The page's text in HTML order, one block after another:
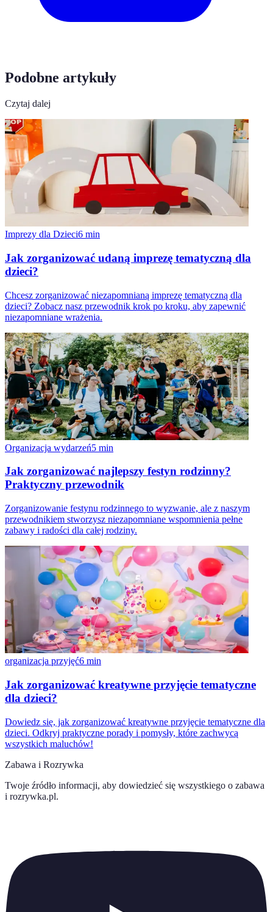
Podobne artykuły
Czytaj dalej
Imprezy dla Dzieci6 min
Jak zorganizować udaną imprezę tematyczną dla
dzieci?
Chcesz zorganizować niezapomnianą imprezę tematyczną dla
dzieci? Zobacz nasz przewodnik krok po kroku, aby zapewnić
niezapomniane wrażenia.
Organizacja wydarzeń5 min
Jak zorganizować najlepszy festyn rodzinny?
Praktyczny przewodnik
Zorganizowanie festynu rodzinnego to wyzwanie, ale z naszym
przewodnikiem stworzysz niezapomniane wspomnienia pełne
zabawy i radości dla całej rodziny.
organizacja przyjęć6 min
Jak zorganizować kreatywne przyjęcie tematyczne
dla dzieci?
Dowiedz się, jak zorganizować kreatywne przyjęcie tematyczne dla
dzieci. Odkryj praktyczne porady i pomysły, które zachwycą
wszystkich maluchów!
Zabawa i Rozrywka
Twoje źródło informacji, aby dowiedzieć się wszystkiego o zabawa
i rozrywka.pl.